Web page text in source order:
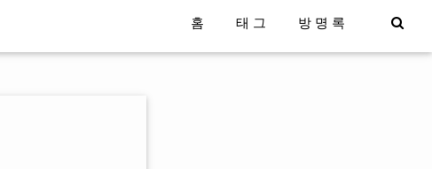
홈 태그 방명록